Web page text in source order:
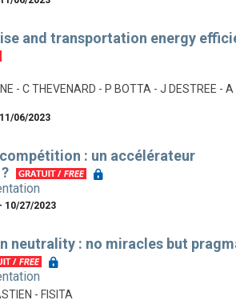
and transportation energy
- C THEVENARD - P BOTTA - J DESTREE - A
06/2023
: un accélérateur
10/27/2023
neutrality : no miracles but
- FISITA